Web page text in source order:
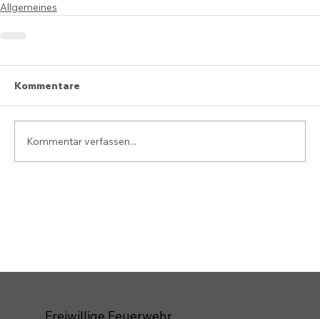
Allgemeines
Kommentare
Kommentar verfassen...